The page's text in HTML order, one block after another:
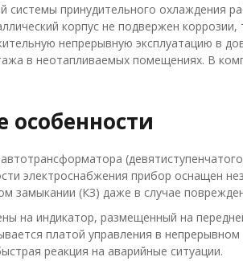
системы принудительного охлаждения
корпус не подвержен
непрерывную эксплуатацию в
в неотапливаемых помещениях. В
особенности
электроснабжения прибор оснащен
замыкании (КЗ) даже в случае
на индикатор, размещенный на
платой управления в
реакция на аварийные ситуации.